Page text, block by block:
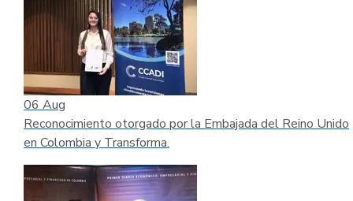
06 Aug
Reconocimiento otorgado por la Embajada del Reino Unido
en Colombia y Transforma.